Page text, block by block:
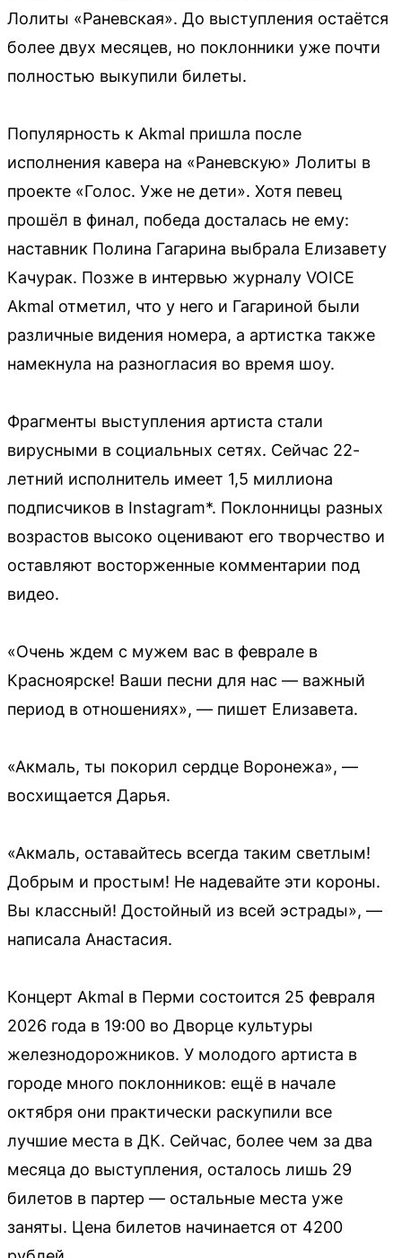
Лолиты «Раневская». До выступления остаётся
более двух месяцев, но поклонники уже почти
полностью выкупили билеты.
Популярность к Akmal пришла после
исполнения кавера на «Раневскую» Лолиты в
проекте «Голос. Уже не дети». Хотя певец
прошёл в финал, победа досталась не ему:
наставник Полина Гагарина выбрала Елизавету
Качурак. Позже в интервью журналу VOICE
Akmal отметил, что у него и Гагариной были
различные видения номера, а артистка также
намекнула на разногласия во время шоу.
Фрагменты выступления артиста стали
вирусными в социальных сетях. Сейчас 22-
летний исполнитель имеет 1,5 миллиона
подписчиков в Instagram*. Поклонницы разных
возрастов высоко оценивают его творчество и
оставляют восторженные комментарии под
видео.
«Очень ждем с мужем вас в феврале в
Красноярске! Ваши песни для нас — важный
период в отношениях», — пишет Елизавета.
«Акмаль, ты покорил сердце Воронежа», —
восхищается Дарья.
«Акмаль, оставайтесь всегда таким светлым!
Добрым и простым! Не надевайте эти короны.
Вы классный! Достойный из всей эстрады», —
написала Анастасия.
Концерт Akmal в Перми состоится 25 февраля
2026 года в 19:00 во Дворце культуры
железнодорожников. У молодого артиста в
городе много поклонников: ещё в начале
октября они практически раскупили все
лучшие места в ДК. Сейчас, более чем за два
месяца до выступления, осталось лишь 29
билетов в партер — остальные места уже
заняты. Цена билетов начинается от 4200